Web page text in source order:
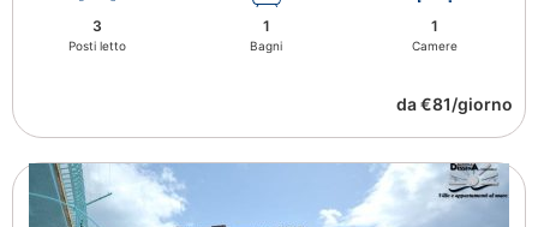
3
Posti letto
1
Bagni
1
Camere
da €81/giorno